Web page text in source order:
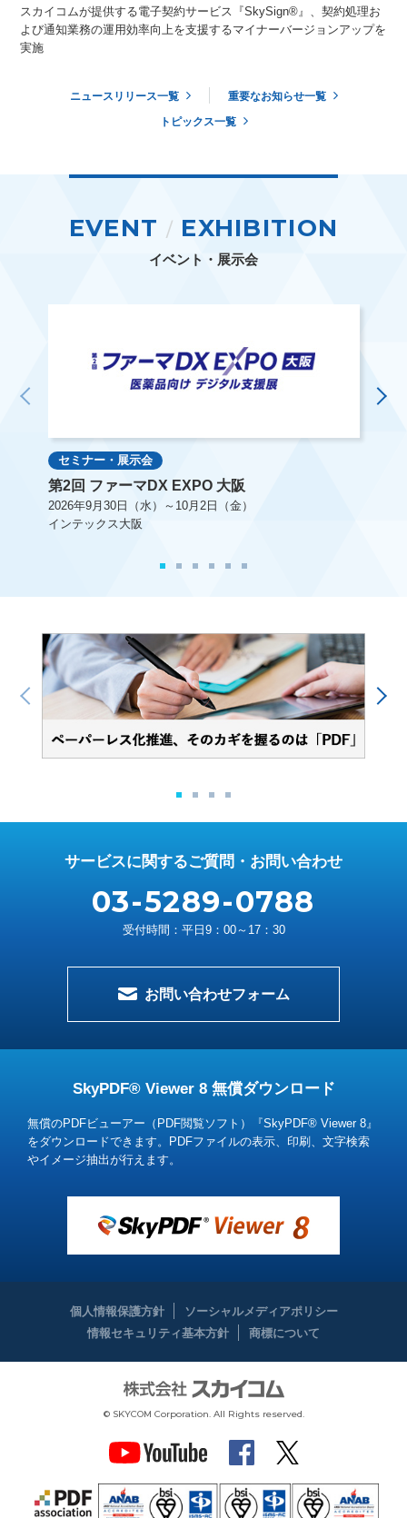
スカイコムが提供する電子契約サービス『SkySign®』、契約処理お
よび通知業務の運用効率向上を支援するマイナーバージョンアップを
実施
ニュースリリース一覧
重要なお知らせ一覧
トピックス一覧
EVENT / EXHIBITION
イベント・展示会
セミナー・展示会
第2回 ファーマDX EXPO 大阪
2026年9月30日（水）～10月2日（金）
インテックス大阪
サービスに関するご質問・お問い合わせ
03-5289-0788
受付時間：平日9：00～17：30
お問い合わせフォーム
SkyPDF® Viewer 8 無償ダウンロード
無償のPDFビューアー（PDF閲覧ソフト）『SkyPDF® Viewer 8』
をダウンロードできます。 PDFファイルの表示、印刷、文字検索
やイメージ抽出が行えます。
個人情報保護方針
ソーシャルメディアポリシー
情報セキュリティ基本方針
商標について
© SKYCOM Corporation. All Rights reserved.